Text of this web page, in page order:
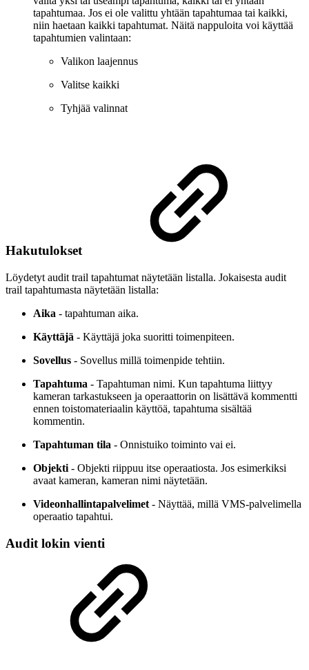
tapahtumaa. Jos ei ole valittu yhtään tapahtumaa tai kaikki,
niin haetaan kaikki tapahtumat. Näitä nappuloita voi käyttää
tapahtumien valintaan:
Valikon laajennus
Valitse kaikki
Tyhjää valinnat
Hakutulokset
Löydetyt audit trail tapahtumat näytetään listalla. Jokaisesta audit
trail tapahtumasta näytetään listalla:
Aika - tapahtuman aika.
Käyttäjä - Käyttäjä joka suoritti toimenpiteen.
Sovellus - Sovellus millä toimenpide tehtiin.
Tapahtuma - Tapahtuman nimi. Kun tapahtuma liittyy
kameran tarkastukseen ja operaattorin on lisättävä kommentti
ennen toistomateriaalin käyttöä, tapahtuma sisältää
kommentin.
Tapahtuman tila - Onnistuiko toiminto vai ei.
Objekti - Objekti riippuu itse operaatiosta. Jos esimerkiksi
avaat kameran, kameran nimi näytetään.
Videonhallintapalvelimet - Näyttää, millä VMS-palvelimella
operaatio tapahtui.
Audit lokin vienti